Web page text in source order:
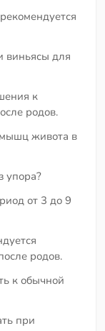
виньясы для
к
родов.
живота в
упора?
от 3 до 9
родов.
к обычной
при